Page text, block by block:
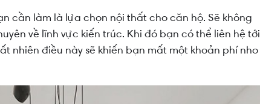
cần làm là lựa chọn nội thất cho căn hộ. Sẽ không
về lĩnh vực kiến trúc. Khi đó bạn có thể liên hệ tới
nhiên điều này sẽ khiến bạn mất một khoản phí nho